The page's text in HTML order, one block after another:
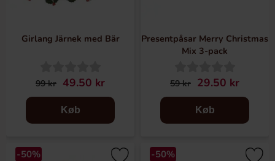
Girlang Järnek med Bär
99 kr 49.50 kr
Køb
Presentpåsar Merry Christmas
Mix 3-pack
59 kr 29.50 kr
Køb
-50% -50%